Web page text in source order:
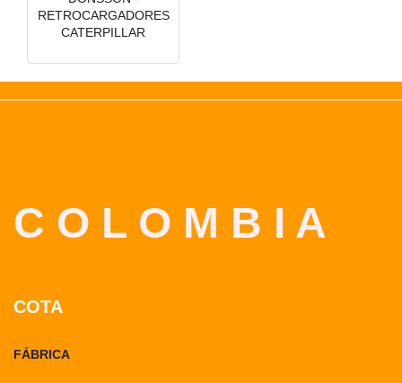
RETROCARGADORES
CATERPILLAR
C O L O M B I A
COTA
FÁBRICA